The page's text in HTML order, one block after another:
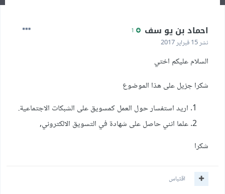
احماد بن يو سف
نشر15 فبراير 2017
السلام عليكم اختي
شكرا جزيل على هذا الموضوع
اريد استفسار حول العمل كمسويق على الشبكات الاجتماعية.
علما انني حاصل على شهادة في التسويق الالكتروني,
شكرا
اقتباس